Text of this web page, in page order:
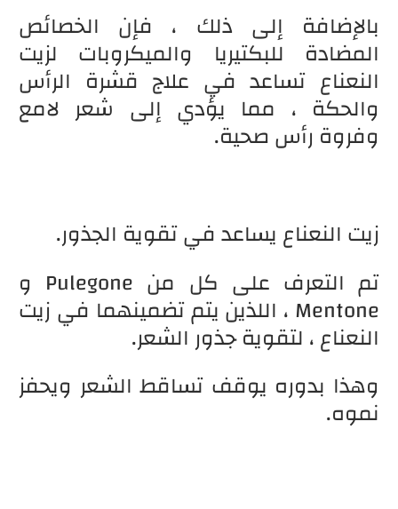
بالإضافة إلى ذلك ، فإن الخصائص
المضادة للبكتيريا والميكروبات لزيت
النعناع تساعد في علاج قشرة الرأس
والحكة ، مما يؤدي إلى شعر لامع
وفروة رأس صحية.
زيت النعناع يساعد في تقوية الجذور.
تم التعرف على كل من Pulegone و
Mentone ، اللذين يتم تضمينهما في زيت
النعناع ، لتقوية جذور الشعر.
وهذا بدوره يوقف تساقط الشعر ويحفز
نموه.